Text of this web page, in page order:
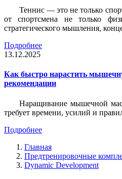
Теннис — это не только
от спортсмена не только
стратегического мышления,
Подробнее
13.12.2025
Как быстро нарастить
рекомендации
Наращивание мышечной
требует времени, усилий и
Подробнее
Главная
Предтренировочные
Dynamic Development